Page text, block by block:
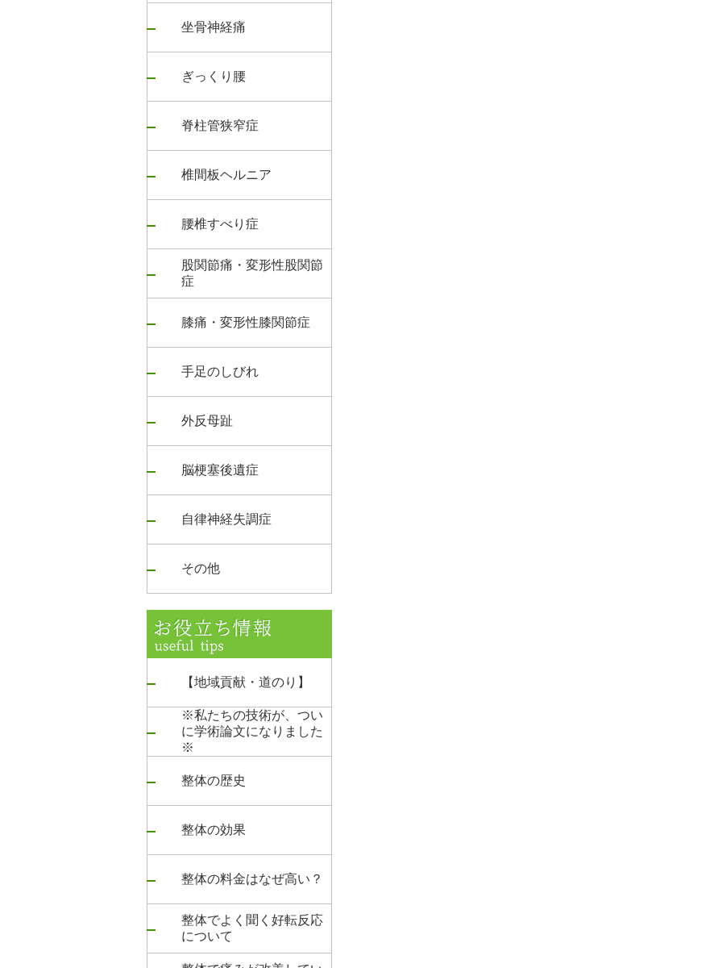
坐骨神経痛
ぎっくり腰
脊柱管狭窄症
椎間板ヘルニア
腰椎すべり症
股関節痛・変形性股関節
症
膝痛・変形性膝関節症
手足のしびれ
外反母趾
脳梗塞後遺症
自律神経失調症
その他
【地域貢献・道のり】
※私たちの技術が、つい
に学術論文になりました
※
整体の歴史
整体の効果
整体の料金はなぜ高い？
整体でよく聞く好転反応
について